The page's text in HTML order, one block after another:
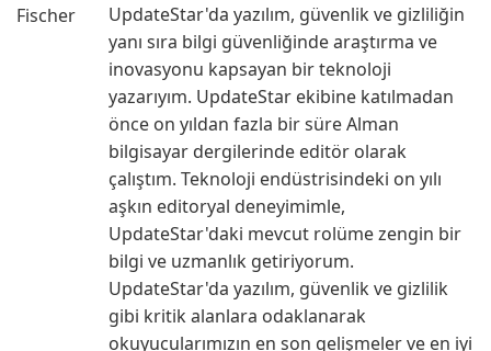
UpdateStar'da yazılım, güvenlik ve gizliliğin
yanı sıra bilgi güvenliğinde araştırma ve
inovasyonu kapsayan bir teknoloji
yazarıyım. UpdateStar ekibine katılmadan
önce on yıldan fazla bir süre Alman
bilgisayar dergilerinde editör olarak
çalıştım. Teknoloji endüstrisindeki on yılı
aşkın editoryal deneyimimle,
UpdateStar'daki mevcut rolüme zengin bir
bilgi ve uzmanlık getiriyorum.
UpdateStar'da yazılım, güvenlik ve gizlilik
gibi kritik alanlara odaklanarak
okuyucularımızın en son gelişmeler ve en iyi